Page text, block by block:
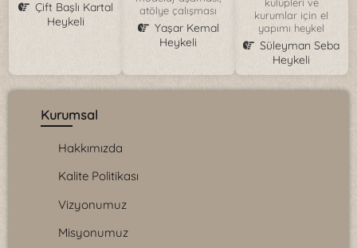
Çift Başlı Kartal
Heykeli
atölye çalışması
Yaşar Kemal
Heykeli
kulüpleri ve
kurumlar için el
yapımı heykel
Süleyman Seba
Heykeli
Kurumsal
Hakkımızda
Kalite Politikası
Vizyonumuz
Misyonumuz